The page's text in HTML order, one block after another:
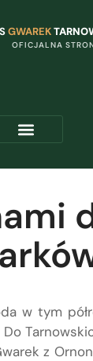
GWAREK
OFICJALNA
w tym
z